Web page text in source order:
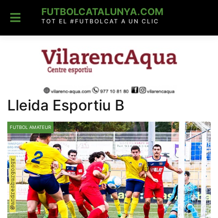
content
FUTBOLCATALUNYA.COM
TOT EL #FUTBOLCAT A UN CLIC
Lleida Esportiu B
FUTBOL AMATEUR